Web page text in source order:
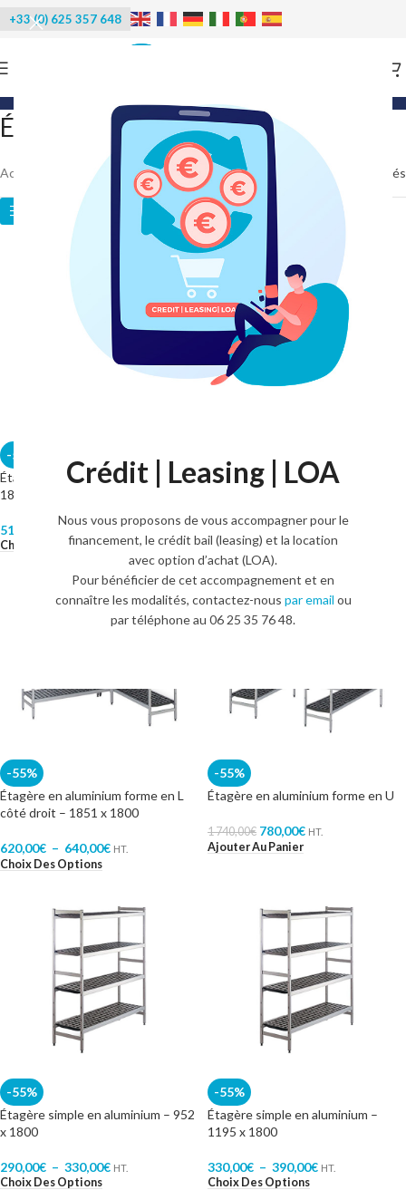
Crédit | Leasing | LOA
Nous vous proposons de vous accompagner pour le
financement, le crédit bail (leasing) et la location
avec option d’achat (LOA).
Pour bénéficier de cet accompagnement et en
connaître les modalités, contactez-nous par email ou
par téléphone au 06 25 35 76 48.
+33 (0) 625 357 648
Categories
Étagères chambre froide
Accueil Accessoires Étagères chambre froide 7 résultats affichés
Catégories des produits
-55%
Étagère double en aluminium –
1846 x 1800
510,00 – 540,00€ HT.
Choix Des Options
Étagère en aluminium forme en L
520,00€ –550,00€
Choix Des Options
-55%
Étagère en aluminium forme en L
côté droit – 1851 x 1800
620,00€ – 640,00€ HT.
Choix Des Options
-55%
Étagère en aluminium forme en U
1 740,00€ 780,00€ HT.
Ajouter Au Panier
-55%
Étagère simple en aluminium – 952
x 1800
290,00€ – 330,00€ HT.
Choix Des Options
-55%
Étagère simple en aluminium –
1195 x 1800
330,00€ – 390,00€ HT.
Choix Des Options